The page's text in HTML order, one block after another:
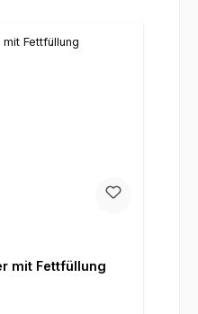
mit Fettfüllung